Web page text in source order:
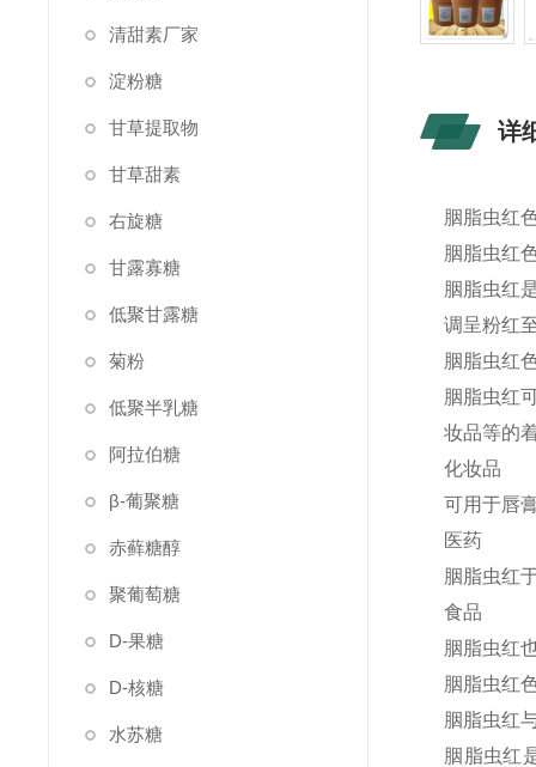
清甜素厂家
淀粉糖
甘草提取物
甘草甜素
右旋糖
甘露寡糖
低聚甘露糖
菊粉
低聚半乳糖
阿拉伯糖
β-葡聚糖
赤藓糖醇
聚葡萄糖
D-果糖
D-核糖
水苏糖
详
胭脂虫红
胭脂虫红
胭脂虫红
调呈粉红
胭脂虫红
胭脂虫红
妆品等的
化妆品
可用于唇
医药
胭脂虫红
食品
胭脂虫红
胭脂虫红
胭脂虫红
胭脂虫红